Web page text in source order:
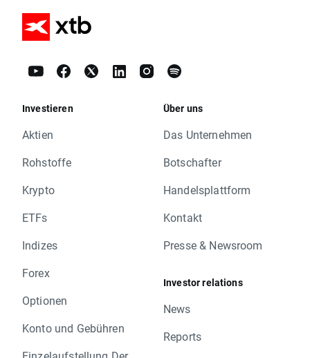
Investieren
Aktien
Rohstoffe
Krypto
ETFs
Indizes
Forex
Optionen
Konto und Gebühren
Über uns
Das Unternehmen
Botschafter
Handelsplattform
Kontakt
Presse & Newsroom
Investor relations
News
Reports